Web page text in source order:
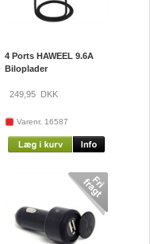
4 Ports HAWEEL 9.6A
Biloplader
249,95 DKK
Varenr. 16587